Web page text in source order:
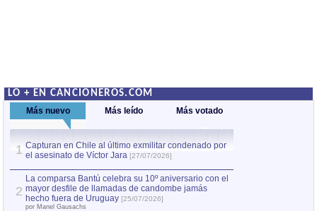
LO + EN CANCIONEROS.COM
Más nuevo Más leído Más votado
1 Capturan en Chile al último exmilitar condenado por
el asesinato de Víctor Jara [27/07/2026]
2
La comparsa Bantú celebra su 10º aniversario con el
mayor desfile de llamadas de candombe jamás
hecho fuera de Uruguay [25/07/2026]
por Manel Gausachs